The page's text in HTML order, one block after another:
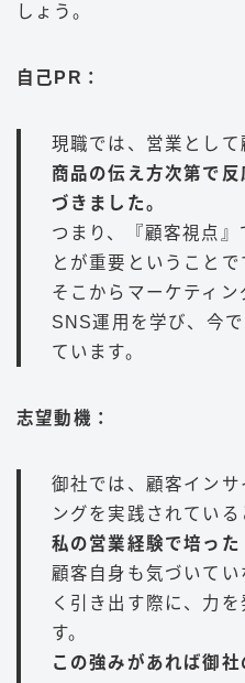
しょう。
自己PR：
現職では、営業として
商品の伝え方次第で
づきました。
つまり、『顧客視点
とが重要ということで
そこからマーケティ
SNS運用を学び、今
ています。
志望動機：
御社では、顧客インサ
ングを実践されている
私の営業経験で培っ
顧客自身も気づいて
く引き出す際に、力
す。
この強みがあれば御